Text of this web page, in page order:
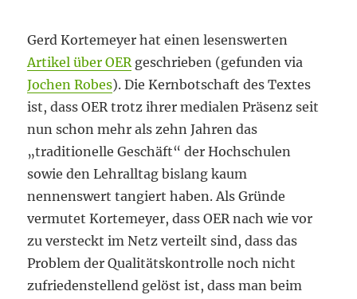
Gerd Kortemeyer hat einen lesenswerten
Artikel über OERgeschrieben (gefunden via
Jochen Robes). Die Kernbotschaft des Textes
ist, dass OER trotz ihrer medialen Präsenz seit
nun schon mehr als zehn Jahren das
„traditionelle Geschäft“ der Hochschulen
sowie den Lehralltag bislang kaum
nennenswert tangiert haben. Als Gründe
vermutet Kortemeyer, dass OER nach wie vor
zu versteckt im Netz verteilt sind, dass das
Problem der Qualitätskontrolle noch nicht
zufriedenstellend gelöst ist, dass man beim